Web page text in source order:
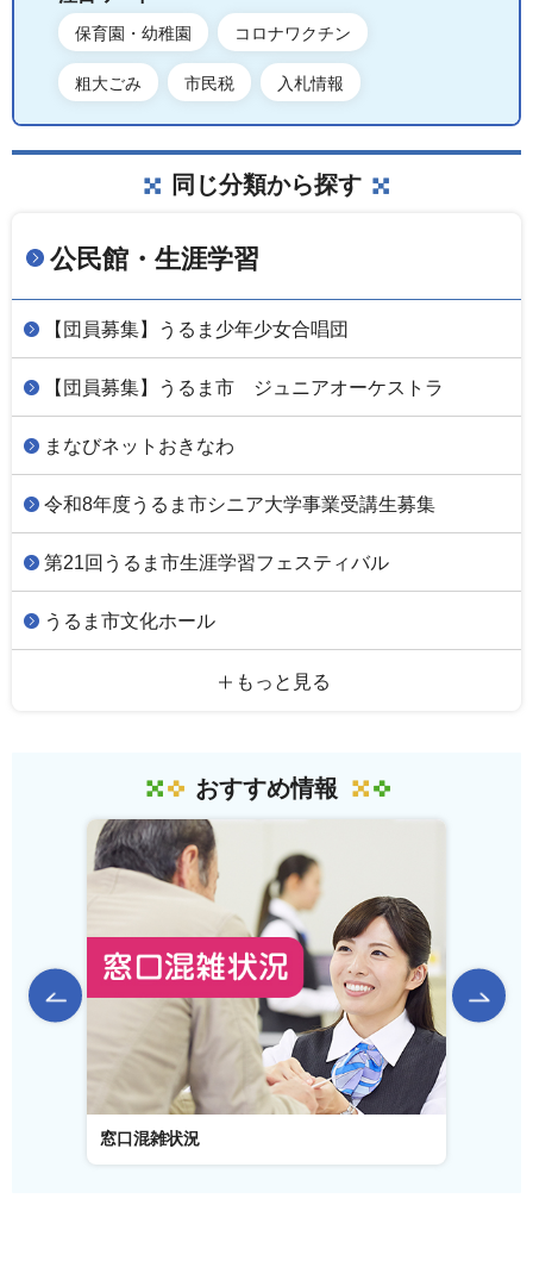
保育園・幼稚園 コロナワクチン
粗大ごみ 市民税 入札情報
同じ分類から探す
公民館・生涯学習
【団員募集】うるま少年少女合唱団
【団員募集】うるま市 ジュニアオーケストラ
まなびネットおきなわ
令和8年度うるま市シニア大学事業受講生募集
第21回うるま市生涯学習フェスティバル
うるま市文化ホール
もっと見る
おすすめ情報
前のスライドを表示
窓口混雑状況